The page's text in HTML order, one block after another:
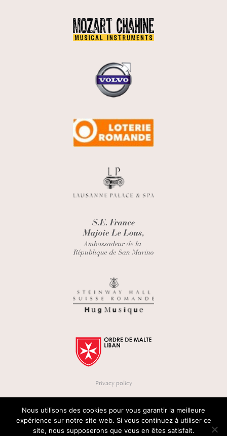
Privacy policy
Nous utilisons des cookies pour vous garantir la meilleure
expérience sur notre site web. Si vous continuez à utiliser ce
site, nous supposerons que vous en êtes satisfait.